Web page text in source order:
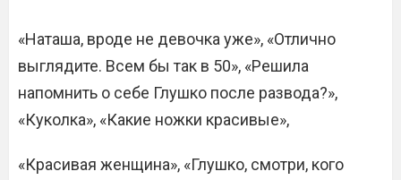
«Наташа, вроде не девочка уже», «Отлично
выглядите. Всем бы так в 50», «Решила
напомнить о себе Глушко после развода?»,
«Куколка», «Какие ножки красивые»,
«Красивая женщина», «Глушко, смотри, кого